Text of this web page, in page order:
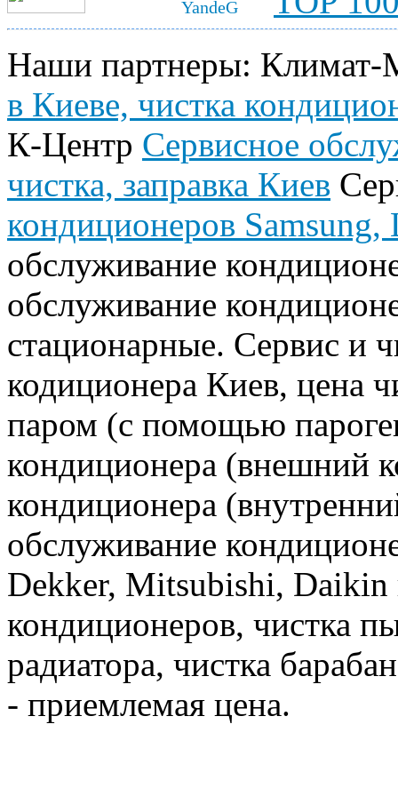
Наши партнеры: Климат-
в Киеве, чистка
К-Центр Сервисное
чистка, заправка Киев
кондиционеров
обслуживание
обслуживание
стационарные. Сервис и
кодиционера Киев, цена
паром (с помощью
кондиционера (внешний
кондиционера
обслуживание
Dekker, Mitsubishi,
кондиционеров, чистка
радиатора, чистка
- приемлемая цена.